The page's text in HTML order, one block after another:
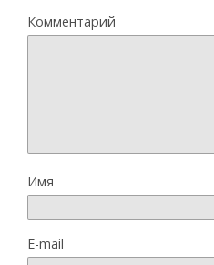
Комментарий
Имя
E-mail